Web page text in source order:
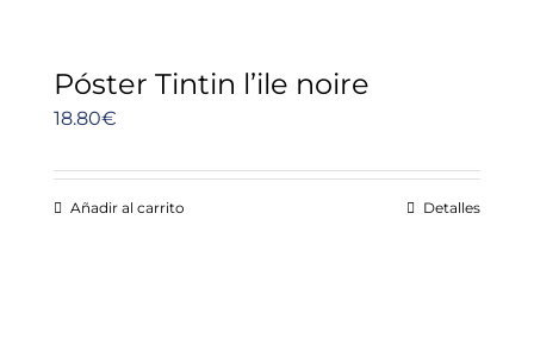
Póster Tintin l’ile noire
18.80€
Añadir al carrito Detalles